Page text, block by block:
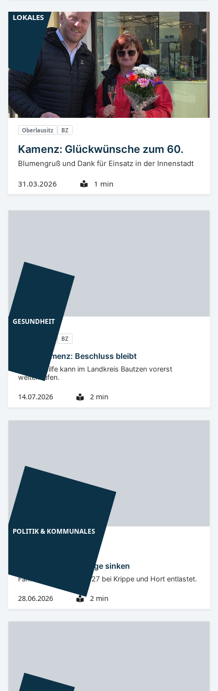
Oberlausitz BZ
Kamenz: Glückwünsche zum 60.
Blumengruß und Dank für Einsatz in der Innenstadt
31.03.2026 1 min
LOKALES
GESUNDHEIT
BZ
Klinik Kamenz: Beschluss bleibt
Geburtshilfe kann im Landkreis Bautzen vorerst
weiterlaufen.
14.07.2026 2 min
POLITIK & KOMMUNALES
Kamenzer Kitabeiträge sinken
Familien werden ab 2027 bei Krippe und Hort entlastet.
28.06.2026 2 min